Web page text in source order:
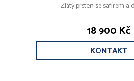
Zlatý prsten se safírem a
18 900 Kč
KONTAKT